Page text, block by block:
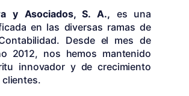
y Asociados, S. A., es una
en las diversas ramas de
Desde el mes de
2012, nos hemos mantenido
innovador y de crecimiento